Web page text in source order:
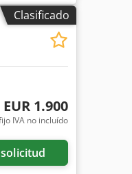
Clasificado
EUR 1.900
IVA no incluído